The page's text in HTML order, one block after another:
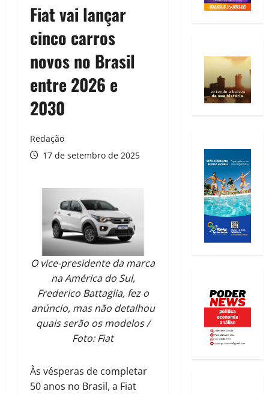
Fiat vai lançar
cinco carros
novos no Brasil
entre 2026 e
2030
Redação
17 de setembro de 2025
O vice-presidente da marca
na América do Sul,
Frederico Battaglia, fez o
anúncio, mas não detalhou
quais serão os modelos /
Foto: Fiat
Às vésperas de completar
50 anos no Brasil, a Fiat